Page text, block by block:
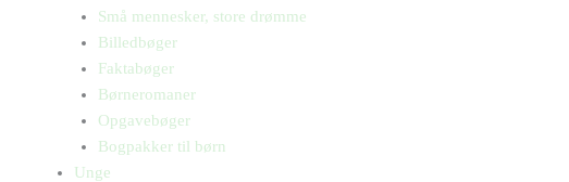
Små mennesker, store drømme
Billedbøger
Faktabøger
Børneromaner
Opgavebøger
Bogpakker til børn
Unge